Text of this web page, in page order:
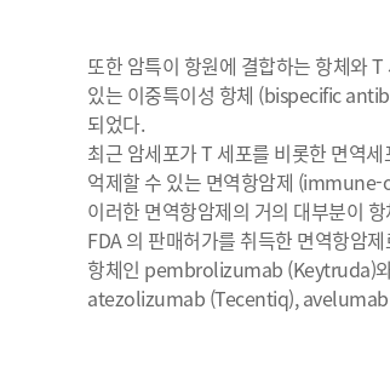
또한 암특이 항원에 결합하는 항체와
있는 이중특이성 항체 (bispecific
되었다.
최근 암세포가 T 세포를 비롯한 면역
억제할 수 있는 면역항암제
이러한 면역항암제의 거의 대부분이
FDA 의 판매허가를 취득한 면역항암
항체인 pembrolizumab (Keytruda)
atezolizumab (Tecentiq),